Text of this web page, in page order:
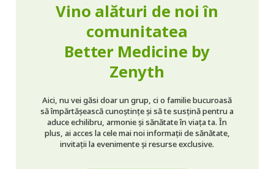
Vino alături de noi în
comunitatea
Better Medicine by
Zenyth
Aici, nu vei găsi doar un grup, ci o familie bucuroasă
să împărtășească cunoștințe și să te susțină pentru a
aduce echilibru, armonie și sănătate în viața ta. În
plus, ai acces la cele mai noi informații de sănătate,
invitații la evenimente și resurse exclusive.